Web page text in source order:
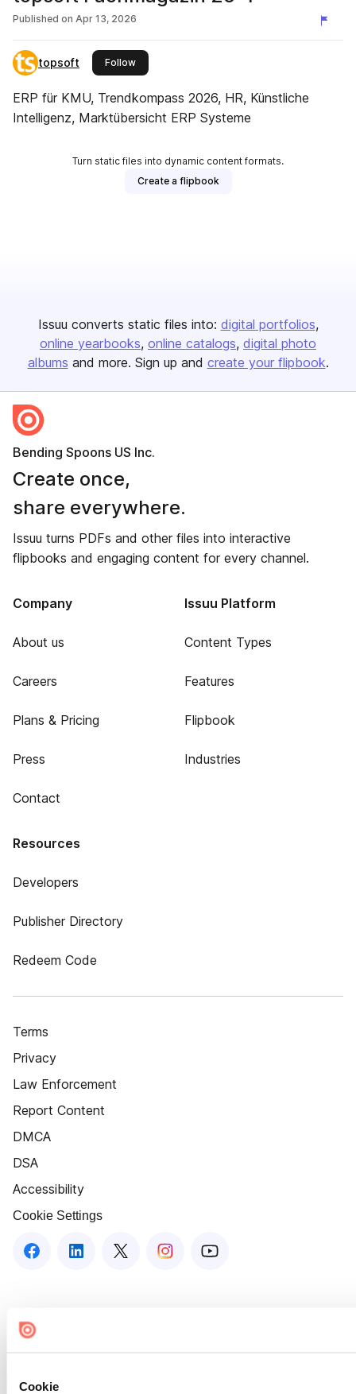
Cookie
Published on Apr 13, 2026
topsoft Followthis publisher
ERP für KMU, Trendkompass 2026, HR, Künstliche
Intelligenz, Marktübersicht ERP Systeme
Turn static files into dynamic content formats.
Create a flipbook
Issuu converts static files into: digital portfolios
online yearbooks online catalogs digital photo
albums and more. Sign up and create your flipbook.
Bending Spoons US Inc.
Create once,
share everywhere.
Issuu turns PDFs and other files into interactive
flipbooks and engaging content for every channel.
Company
About us
Careers
Plans & Pricing
Press
Contact
Issuu Platform
Content Types
Features
Flipbook
Industries
Resources
Developers
Publisher Directory
Redeem Code
Terms
Privacy
Law Enforcement
Report Content
DMCA
DSA
Accessibility
Cookie Settings